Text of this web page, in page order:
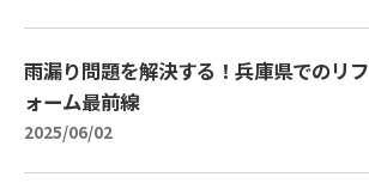
雨漏り問題を解決する！兵庫県でのリフ
ォーム最前線
2025/06/02